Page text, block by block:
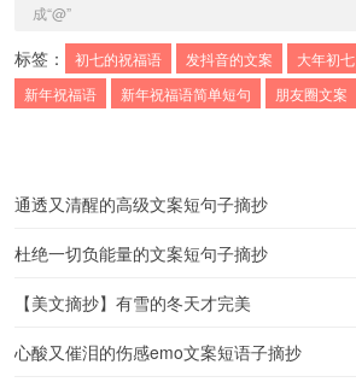
成“@”
标签： 初七的祝福语 发抖音的文案 大年初七
新年祝福语
新年祝福语简单短句 朋友圈文案
通透又清醒的高级文案短句子摘抄
杜绝一切负能量的文案短句子摘抄
【美文摘抄】有雪的冬天才完美
心酸又催泪的伤感emo文案短语子摘抄